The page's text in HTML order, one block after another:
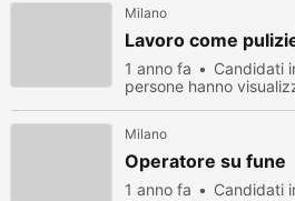
Milano
Lavoro come
1 anno fa Candidati
persone hanno
Milano
Operatore su fune
1 anno fa Candidati